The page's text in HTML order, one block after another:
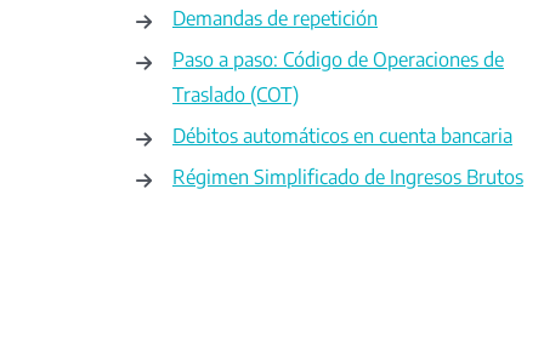
Demandas de repetición
Paso a paso: Código de Operaciones de
Traslado (COT)
Débitos automáticos en cuenta bancaria
Régimen Simplificado de Ingresos Brutos